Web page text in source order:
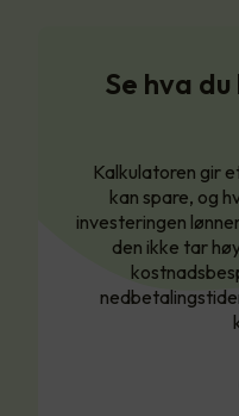
Se hva
Kalkulatoren gir
kan spare, og
investeringen
den ikke tar